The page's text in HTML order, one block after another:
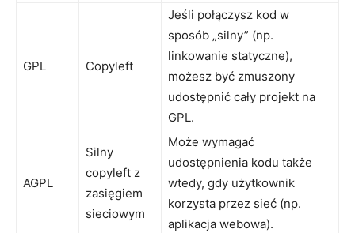
GPL Copyleft
Jeśli połączysz kod w
sposób „silny” (np.
linkowanie statyczne),
możesz być zmuszony
udostępnić cały projekt na
GPL.
AGPL
Silny
copyleft z
zasięgiem
sieciowym
Może wymagać
udostępnienia kodu także
wtedy, gdy użytkownik
korzysta przez sieć (np.
aplikacja webowa).